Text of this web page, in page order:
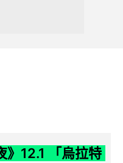
》12.1 「烏拉特